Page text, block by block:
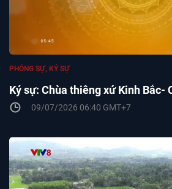
Ký sự: Chùa thiêng xứ Kinh Bắc-
PHÓNG SỰ, KÝ SỰ
09/07/2026 06:40 GMT+7